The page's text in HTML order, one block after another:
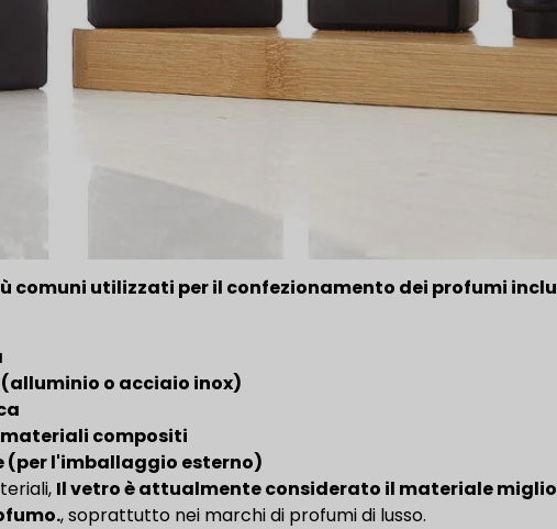
comuni utilizzati per il confezionamento dei profumi
o acciaio inox)
materiali compositi
(per l'imballaggio esterno)
Il vetro è attualmente considerato il materiale
, soprattutto nei marchi di profumi di lusso.